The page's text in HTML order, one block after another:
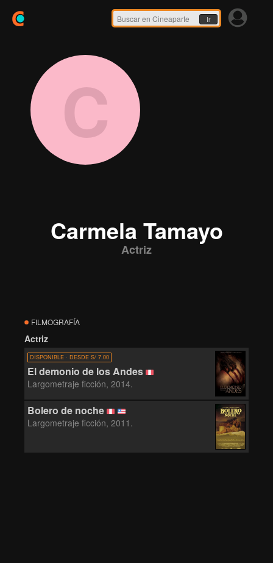
Ir
C
Carmela Tamayo
Actriz
FILMOGRAFÍA
Actriz
DISPONIBLE · DESDE S/ 7.00
El demonio de los Andes
Largometraje ficción, 2014.
Bolero de noche
Largometraje ficción, 2011.